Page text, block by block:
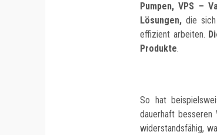
Pumpen, VPS –
Lösungen, die
effizient arbeiten.
Produkte.
So hat
dauerhaft besseren
widerstandsfähig,